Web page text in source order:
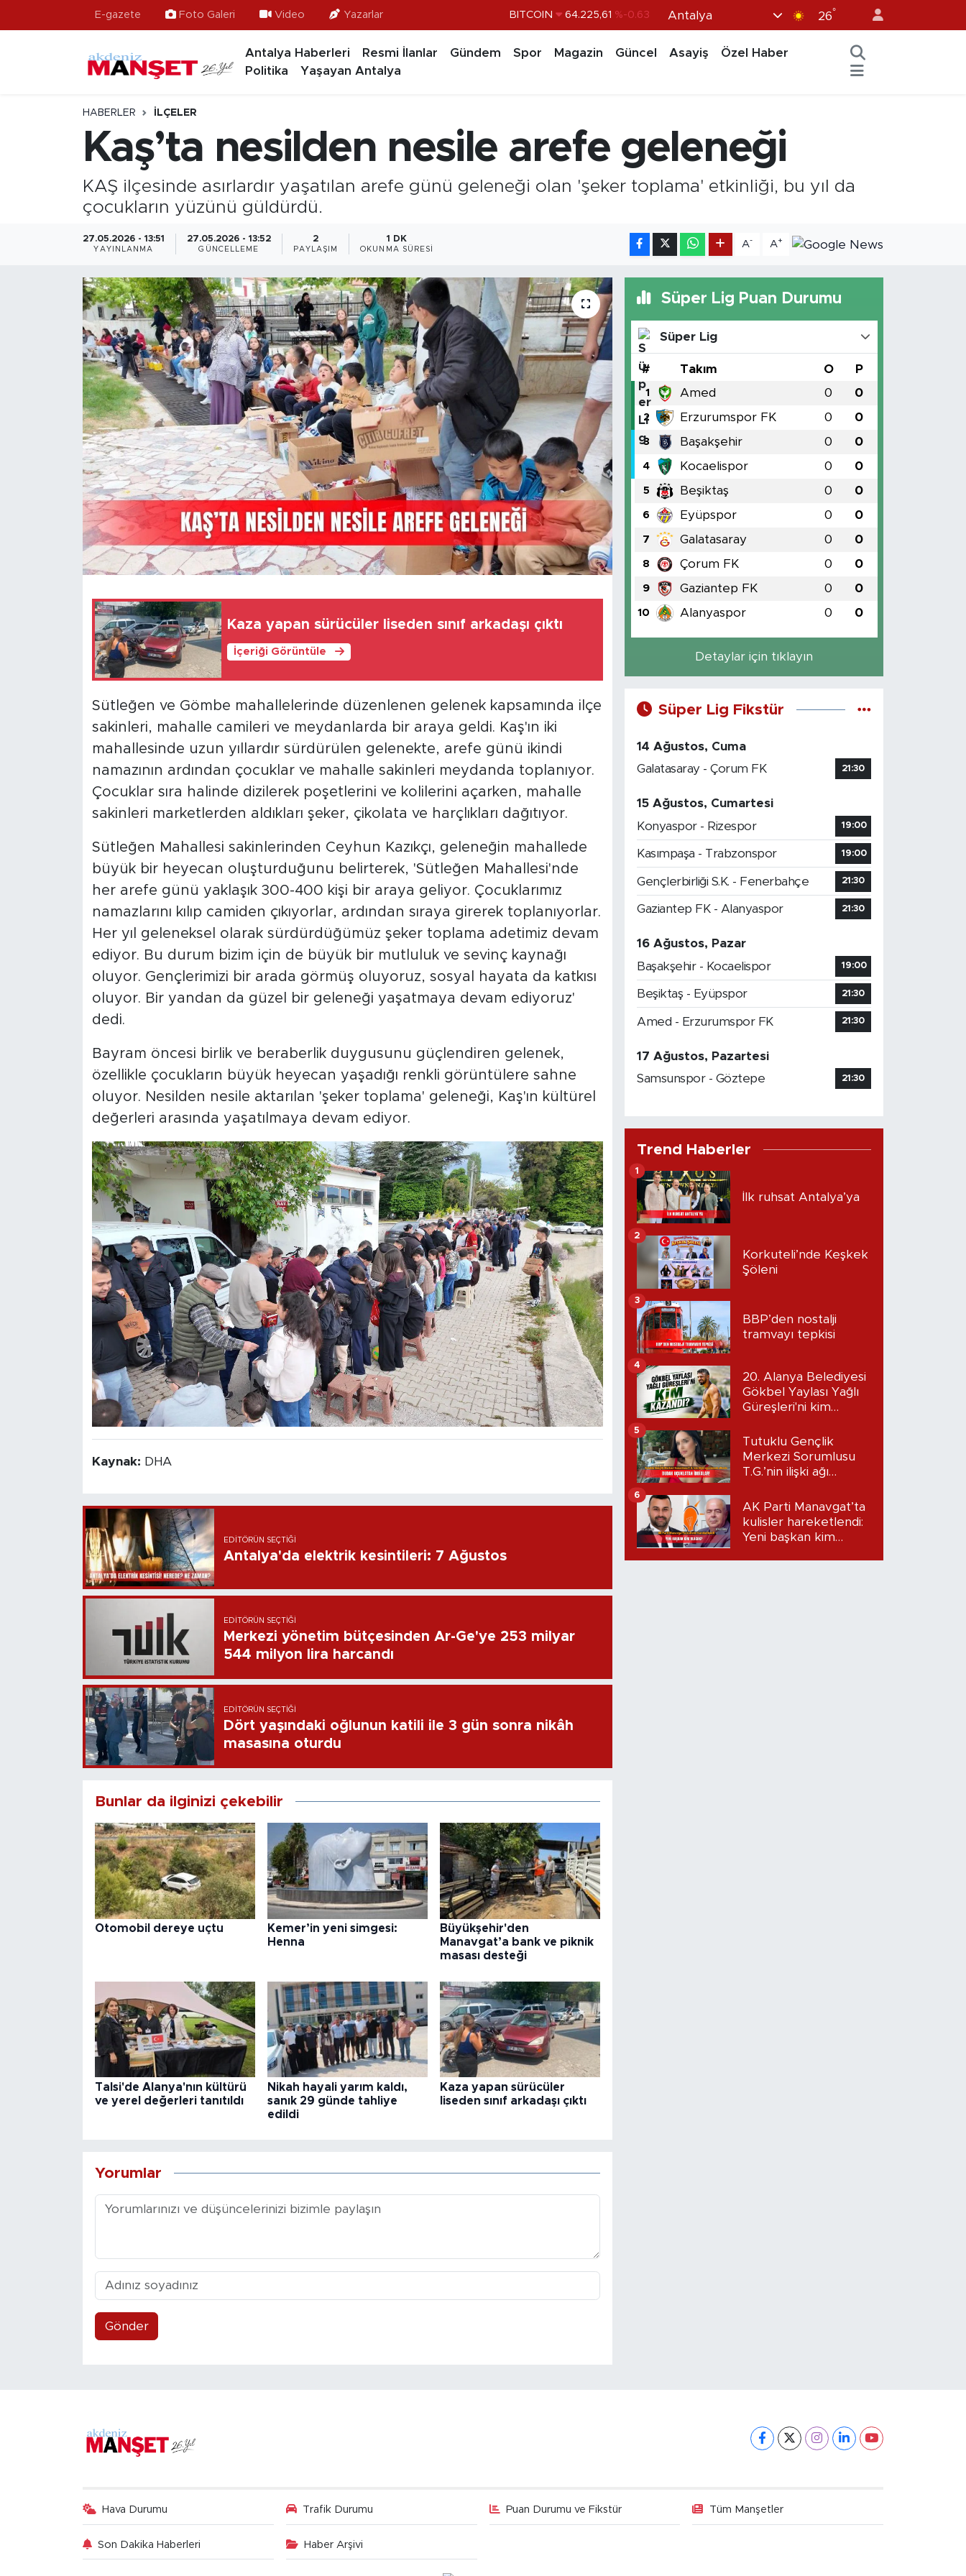
E-gazete Foto Galeri Video Yazarlar DOLAR 47,7143 %0.16
BITCOIN 64.225,61 %-0.63
Antalya 26°
Antalya Haberleri Resmi İlanlar Gündem Spor Magazin Güncel Asayiş
Özel Haber
Politika
Yaşayan Antalya
HABERLER İLÇELER
Kaş’ta nesilden nesile arefe geleneği
KAŞ ilçesinde asırlardır yaşatılan arefe günü geleneği olan 'şeker toplama' etkinliği, bu yıl da
çocukların yüzünü güldürdü.
27.05.2026 - 13:51
YAYINLANMA
27.05.2026 - 13:52
GÜNCELLEME
2
PAYLAŞIM
1 DK
OKUNMA SÜRESI
A- A+
Kaza yapan sürücüler liseden sınıf arkadaşı çıktı
İçeriği Görüntüle
Sütleğen ve Gömbe mahallelerinde düzenlenen gelenek kapsamında ilçe
sakinleri, mahalle camileri ve meydanlarda bir araya geldi. Kaş'ın iki
mahallesinde uzun yıllardır sürdürülen gelenekte, arefe günü ikindi
namazının ardından çocuklar ve mahalle sakinleri meydanda toplanıyor.
Çocuklar sıra halinde dizilerek poşetlerini ve kolilerini açarken, mahalle
sakinleri marketlerden aldıkları şeker, çikolata ve harçlıkları dağıtıyor.
Sütleğen Mahallesi sakinlerinden Ceyhun Kazıkçı, geleneğin mahallede
büyük bir heyecan oluşturduğunu belirterek, 'Sütleğen Mahallesi'nde
her arefe günü yaklaşık 300-400 kişi bir araya geliyor. Çocuklarımız
namazlarını kılıp camiden çıkıyorlar, ardından sıraya girerek toplanıyorlar.
Her yıl geleneksel olarak sürdürdüğümüz şeker toplama adetimiz devam
ediyor. Bu durum bizim için de büyük bir mutluluk ve sevinç kaynağı
oluyor. Gençlerimizi bir arada görmüş oluyoruz, sosyal hayata da katkısı
oluyor. Bir yandan da güzel bir geleneği yaşatmaya devam ediyoruz'
dedi.
Bayram öncesi birlik ve beraberlik duygusunu güçlendiren gelenek,
özellikle çocukların büyük heyecan yaşadığı renkli görüntülere sahne
oluyor. Nesilden nesile aktarılan 'şeker toplama' geleneği, Kaş'ın kültürel
değerleri arasında yaşatılmaya devam ediyor.
Kaynak: DHA
EDITÖRÜN SEÇTIĞI
Antalya'da elektrik kesintileri: 7 Ağustos
EDITÖRÜN SEÇTIĞI
Merkezi yönetim bütçesinden Ar-Ge'ye 253 milyar
544 milyon lira harcandı
EDITÖRÜN SEÇTIĞI
Dört yaşındaki oğlunun katili ile 3 gün sonra nikâh
masasına oturdu
Bunlar da ilginizi çekebilir
Otomobil dereye uçtu
Kemer’in yeni simgesi:
Henna
Büyükşehir'den
Manavgat’a bank ve piknik
masası desteği
Talsi'de Alanya'nın kültürü
ve yerel değerleri tanıtıldı
Nikah hayali yarım kaldı,
sanık 29 günde tahliye
edildi
Kaza yapan sürücüler
liseden sınıf arkadaşı çıktı
Yorumlar
Gönder
Süper Lig Puan Durumu
Süper Lig
# Takım O P
1 Amed 0 0
2 Erzurumspor FK 0 0
3 Başakşehir 0 0
4 Kocaelispor 0 0
5 Beşiktaş 0 0
6 Eyüpspor 0 0
7 Galatasaray 0 0
8 Çorum FK 0 0
9 Gaziantep FK 0 0
10 Alanyaspor 0 0
Detaylar için tıklayın
Süper Lig Fikstür
14 Ağustos, Cuma
Galatasaray - Çorum FK
21:30
15 Ağustos, Cumartesi
Konyaspor - Rizespor
19:00
Kasımpaşa - Trabzonspor 19:00
Gençlerbirliği S.K. - Fenerbahçe 21:30
Gaziantep FK - Alanyaspor 21:30
16 Ağustos, Pazar
Başakşehir - Kocaelispor
19:00
Beşiktaş - Eyüpspor 21:30
Amed - Erzurumspor FK 21:30
17 Ağustos, Pazartesi
Samsunspor - Göztepe
21:30
Trend Haberler
İlk ruhsat Antalya’ya
1
Korkuteli’nde Keşkek
Şöleni
2
BBP’den nostalji
tramvayı tepkisi
3
20. Alanya Belediyesi
Gökbel Yaylası Yağlı
Güreşleri'ni kim
4
Tutuklu Gençlik
Merkezi Sorumlusu
T.G.’nin ilişki ağı
Dudak uçuklatan
iddialar!
5
AK Parti Manavgat’ta
kulisler hareketlendi:
Yeni başkan kim
6
Hava Durumu Trafik Durumu Puan Durumu ve Fikstür Tüm Manşetler
Son Dakika Haberleri Haber Arşivi
Ekonomi
Gündem
Kültür- Sanat
Magazin
Özel Haber
Politika
Resmi İlanlar
Turizm
Hava Durumu
Tüm Manşetler
Son Dakika Haberleri
Haber Arşivi